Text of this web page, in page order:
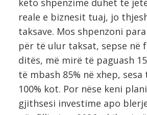
reale e biznesit tuaj, jo
taksave. Mos shpenzoni
për të ulur taksat, sepse në
ditës, më mirë të paguash
të mbash 85% në xhep, sesa
100% kot. Por nëse keni
gjithsesi investime apo